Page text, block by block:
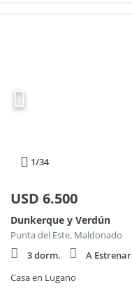
1/34
USD 6.500
Dunkerque y Verdún
Punta del Este, Maldonado
3 dorm.
A Estrenar
Casa en Lugano